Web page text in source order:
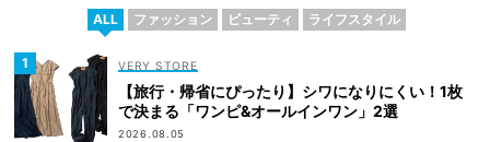
ALL ファッション ビューティ ライフスタイル
VERY STORE
【旅行・帰省にぴったり】シワになりにくい！1枚
で決まる「ワンピ&オールインワン」2選
2026.08.05